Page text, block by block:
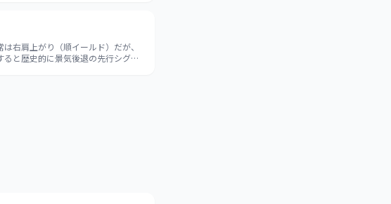
右肩上がり（順イールド）だが、
と歴史的に景気後退の先行シグナ